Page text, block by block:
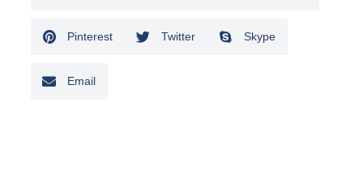
Pinterest Twitter Skype
Email